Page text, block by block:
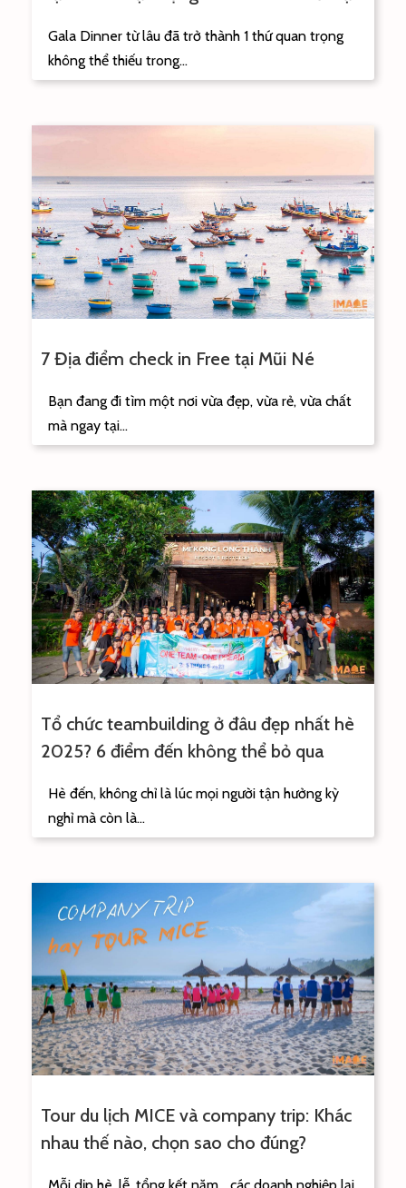
Gala Dinner từ lâu đã trở thành 1 thứ quan trọng
không thể thiếu trong...
7 Địa điểm check in Free tại Mũi Né
Bạn đang đi tìm một nơi vừa đẹp, vừa rẻ, vừa chất
mà ngay tại...
Tổ chức teambuilding ở đâu đẹp nhất hè
2025? 6 điểm đến không thể bỏ qua
Hè đến, không chỉ là lúc mọi người tận hưởng kỳ
nghỉ mà còn là...
Tour du lịch MICE và company trip: Khác
nhau thế nào, chọn sao cho đúng?